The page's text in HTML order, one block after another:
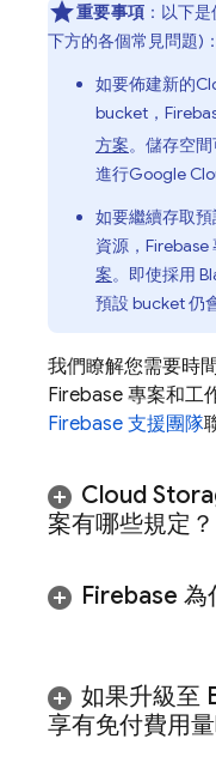
重要事項 ：以下
下方的各個常見問題)：
如要佈建新的
bucket，
方案。儲存空
進行Google
如要繼續存取
資源，Firebase
案。即使採用
預設 bucket 仍
我們瞭解您需要時
Firebase 專案和工
Firebase 支援團隊
Cloud
案有哪些規定？
Firebase 為
如果升級至
享有免付費用